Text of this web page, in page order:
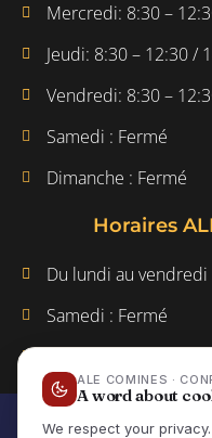
Mercredi: 8:30 –
Jeudi: 8:30 – 12:30 /
Vendredi: 8:30 –
Samedi : Fermé
Dimanche : Fermé
Horaires
Du lundi au
Samedi : Fermé